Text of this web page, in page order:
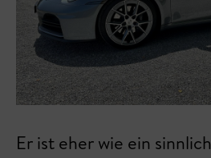
Er ist eher wie ein